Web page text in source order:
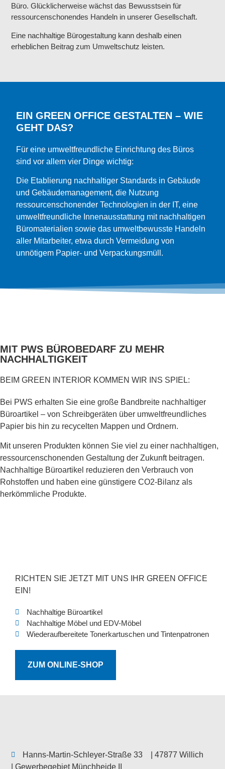
Büro. Glücklicherweise wächst das Bewusstsein für
ressourcenschonendes Handeln in unserer Gesellschaft.
Eine nachhaltige Bürogestaltung kann deshalb einen
erheblichen Beitrag zum Umweltschutz leisten.
EIN GREEN OFFICE GESTALTEN – WIE
GEHT DAS?
Für eine umweltfreundliche Einrichtung des Büros
sind vor allem vier Dinge wichtig:
Die Etablierung nachhaltiger Standards in Gebäude
und Gebäudemanagement, die Nutzung
ressourcenschonenderTechnologien in der IT, eine
umweltfreundliche Innenausstattung mit nachhaltigen
Büromaterialien sowie das umweltbewusste Handeln
aller Mitarbeiter, etwa durchVermeidung von
unnötigem Papier- und Verpackungsmüll.
MIT PWS BÜROBEDARF ZU MEHR
NACHHALTIGKEIT
BEIM GREEN INTERIOR KOMMEN WIR INS SPIEL:
Bei PWS erhalten Sie eine große Bandbreite nachhaltiger
Büroartikel – von Schreibgeräten über umweltfreundliches
Papier bis hin zu recycelten Mappen und Ordnern.
Mit unseren Produkten können Sie viel zu einer nachhaltigen,
ressourcenschonenden Gestaltung der Zukunft beitragen.
Nachhaltige Büroartikel reduzieren den Verbrauch von
Rohstoffen und haben eine günstigere CO2-Bilanz als
herkömmliche Produkte.
RICHTEN SIE JETZT MIT UNS IHR GREEN OFFICE
EIN!
Nachhaltige Büroartikel
Nachhaltige Möbel und EDV-Möbel
Wiederaufbereitete Tonerkartuschen und Tintenpatronen
ZUM ONLINE-SHOP
Hanns-Martin-Schleyer-Straße 33
| 47877 Willich
| Gewerbegebiet Münchheide II